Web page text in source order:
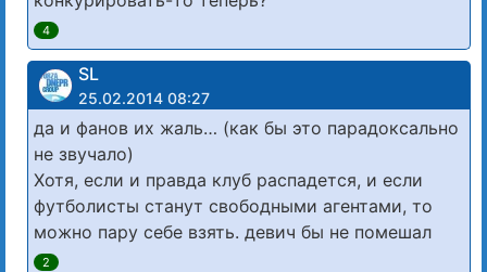
4
SL
25.02.2014 08:27
да и фанов их жаль… (как бы это парадоксально
не звучало)
Хотя, если и правда клуб распадется, и если
футболисты станут свободными агентами, то
можно пару себе взять. девич бы не помешал
2